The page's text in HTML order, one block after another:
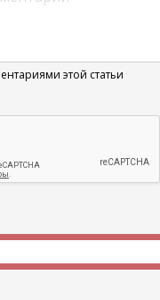
этой статьи